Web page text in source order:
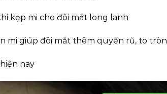
kẹp mi cho đôi mắt long lanh
mi giúp đôi mắt thêm quyến rũ, to tròn
nay